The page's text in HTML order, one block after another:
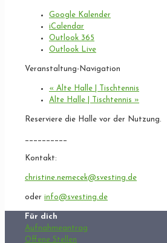
Google Kalender
iCalendar
Outlook 365
Outlook Live
Veranstaltung-Navigation
« Alte Halle | Tischtennis
Alte Halle | Tischtennis »
Reserviere die Halle vor der Nutzung.
__________
Kontakt:
christine.nemecek@svesting.de
oder info@svesting.de
Für dich
Aufnahmeantrag
Offene Stellen